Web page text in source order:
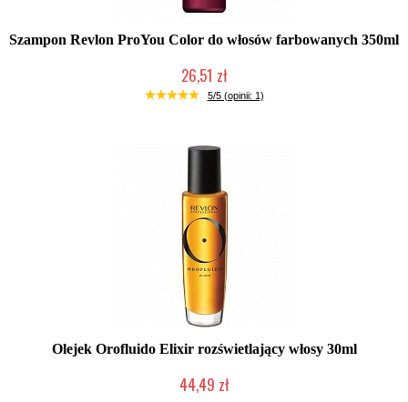
Szampon Revlon ProYou Color do włosów farbowanych 350ml
26,51 zł
Duża ilość (wysyłka w 24h)
5/5 (opinii: 1)
Olejek Orofluido Elixir rozświetlający włosy 30ml
44,49 zł